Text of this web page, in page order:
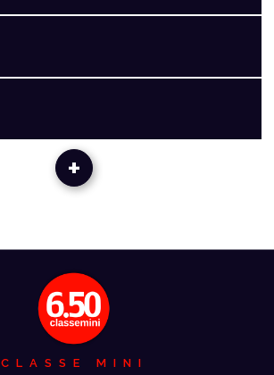
+
CLASSE MINI